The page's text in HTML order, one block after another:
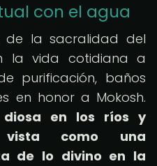
con el agua
de la sacralidad del
la vida cotidiana a
purificación, baños
en honor a Mokosh.
en los ríos y
vista como una
de lo divino en la